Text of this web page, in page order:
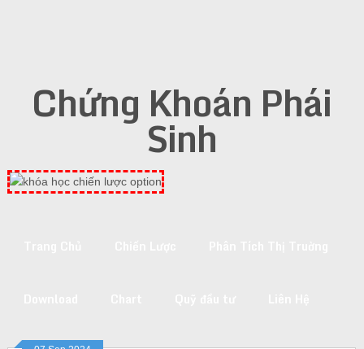
Chứng Khoán Phái
Sinh